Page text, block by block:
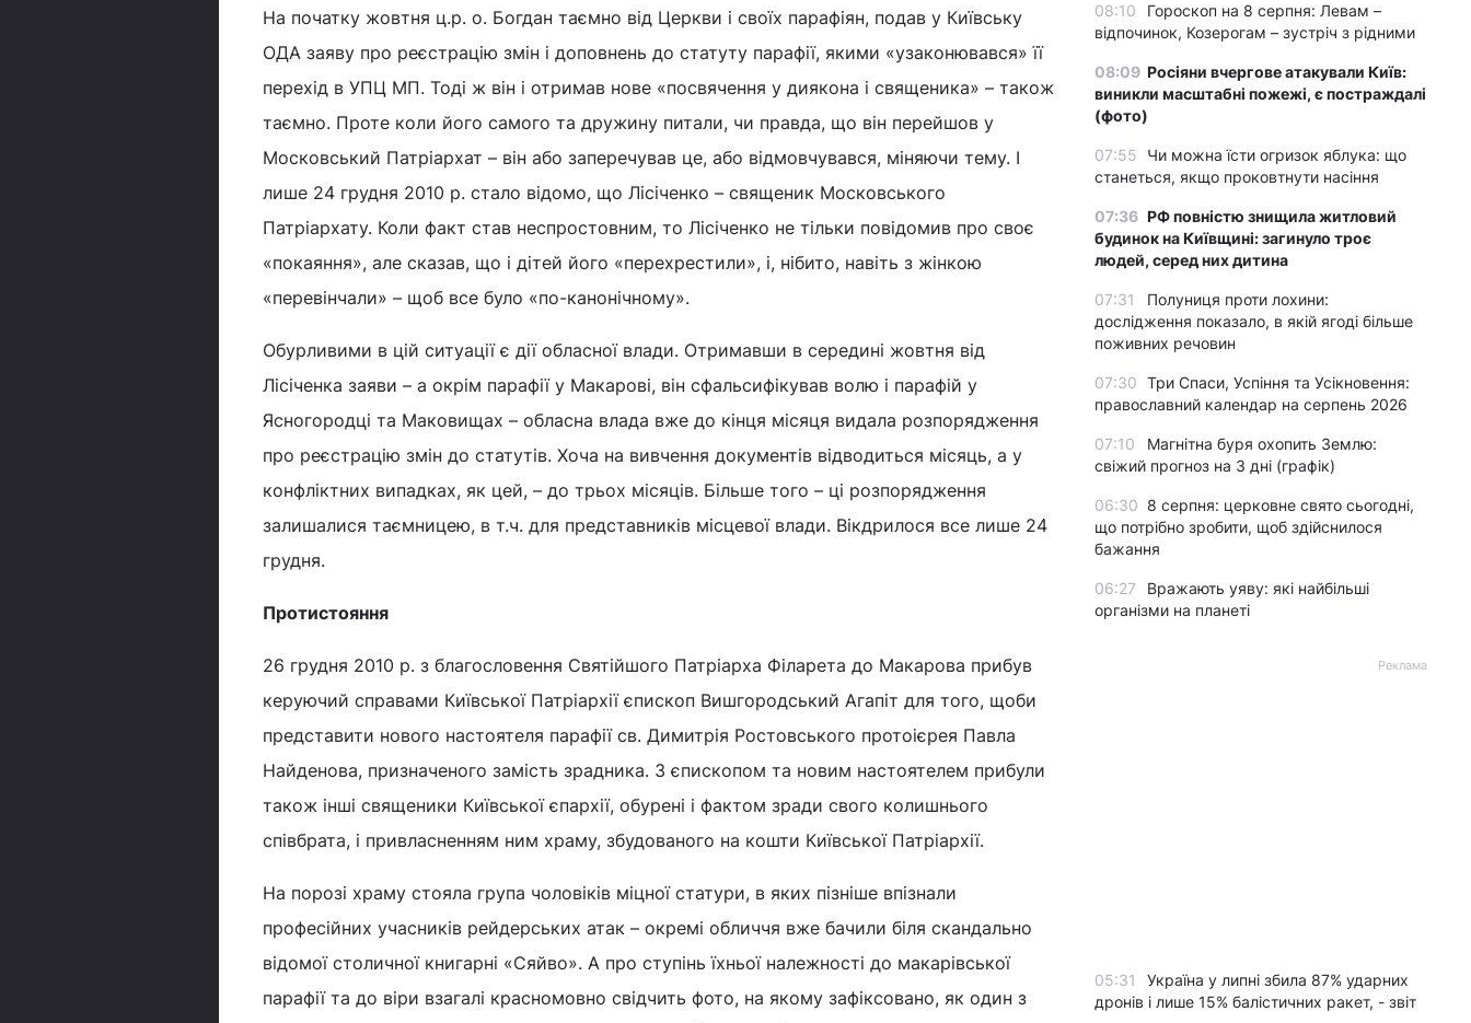
На початку жовтня ц.р. о. Богдан таємно від Церкви і своїх парафіян, подав у Київську
ОДА заяву про реєстрацію змін і доповнень до статуту парафії, якими «узаконювався» її
перехід в УПЦ МП. Тоді ж він і отримав нове «посвячення у диякона і священика» – також
таємно. Проте коли його самого та дружину питали, чи правда, що він перейшов у
Московський Патріархат – він або заперечував це, або відмовчувався, міняючи тему. І
лише 24 грудня 2010 р. стало відомо, що Лісіченко – священик Московського
Патріархату. Коли факт став неспростовним, то Лісіченко не тільки повідомив про своє
«покаяння», але сказав, що і дітей його «перехрестили», і, нібито, навіть з жінкою
«перевінчали» – щоб все було «по-канонічному».
Обурливими в цій ситуації є дії обласної влади. Отримавши в середині жовтня від
Лісіченка заяви – а окрім парафії у Макарові, він сфальсифікував волю і парафій у
Ясногородці та Маковищах – обласна влада вже до кінця місяця видала розпорядження
про реєстрацію змін до статутів. Хоча на вивчення документів відводиться місяць, а у
конфліктних випадках, як цей, – до трьох місяців. Більше того – ці розпорядження
залишалися таємницею, в т.ч. для представників місцевої влади. Вікдрилося все лише 24
грудня.
Протистояння
26 грудня 2010 р. з благословення Святійшого Патріарха Філарета до Макарова прибув
керуючий справами Київської Патріархії єпископ Вишгородський Агапіт для того, щоби
представити нового настоятеля парафії св. Димитрія Ростовського протоієрея Павла
Найденова, призначеного замість зрадника. З єпископом та новим настоятелем прибули
також інші священики Київської єпархії, обурені і фактом зради свого колишнього
співбрата, і привласненням ним храму, збудованого на кошти Київської Патріархії.
На порозі храму стояла група чоловіків міцної статури, в яких пізніше впізнали
професійних учасників рейдерських атак – окремі обличчя вже бачили біля скандально
відомої столичної книгарні «Сяйво». А про ступінь їхньої належності до макарівської
парафії та до віри взагалі красномовно свідчить фото, на якому зафіксовано, як один з
08:10
Гороскоп на 8 серпня: Левам –
відпочинок, Козерогам – зустріч з рідними
08:09 Росіяни вчергове атакували Київ:
виникли масштабні пожежі, є постраждалі
(фото)
07:55
Чи можна їсти огризок яблука: що
станеться, якщо проковтнути насіння
07:36 РФ повністю знищила житловий
будинок на Київщині: загинуло троє
людей, серед них дитина
07:31
Полуниця проти лохини:
дослідження показало, в якій ягоді більше
поживних речовин
07:30 Три Спаси, Успіння та Усікновення:
православний календар на серпень 2026
07:10
Магнітна буря охопить Землю:
свіжий прогноз на 3 дні (графік)
06:30 8 серпня: церковне свято сьогодні,
що потрібно зробити, щоб здійснилося
бажання
06:27
Вражають уяву: які найбільші
організми на планеті
Реклама
05:31
Україна у липні збила 87% ударних
дронів і лише 15% балістичних ракет, - звіт